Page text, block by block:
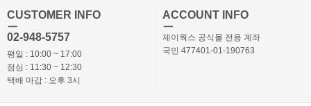
CUSTOMER INFO
ㅡ
02-948-5757
평일 : 10:00 ~ 17:00
점심 : 11:30 ~ 12:30
택배 마감 : 오후 3시
ACCOUNT INFO
ㅡ
제이웍스 공식몰 전용 계좌
국민 477401-01-190763